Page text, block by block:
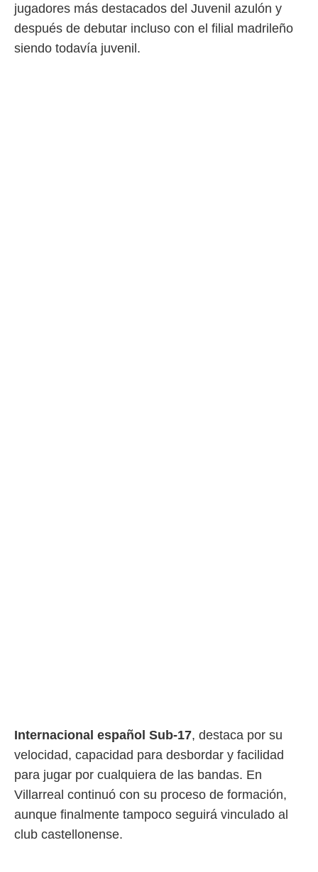
jugadores más destacados del Juvenil azulón y
después de debutar incluso con el filial madrileño
siendo todavía juvenil.
Internacional español Sub-17, destaca por su
velocidad, capacidad para desbordar y facilidad
para jugar por cualquiera de las bandas. En
Villarreal continuó con su proceso de formación,
aunque finalmente tampoco seguirá vinculado al
club castellonense.